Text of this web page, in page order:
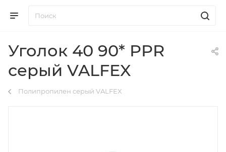
Уголок 40 90* PPR
серый VALFEX
Полипропилен серый VALFEX